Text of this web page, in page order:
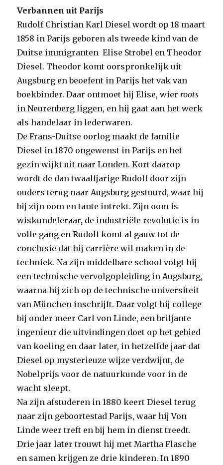
Verbannen uit Parijs
Rudolf Christian Karl Diesel wordt op 18 maart
1858 in Parijs geboren als tweede kind van de
Duitse immigranten Elise Strobel en Theodor
Diesel. Theodor komt oorspronkelijk uit
Augsburg en beoefent in Parijs het vak van
boekbinder. Daar ontmoet hij Elise, wier roots
in Neurenberg liggen, en hij gaat aan het werk
als handelaar in lederwaren.
De Frans-Duitse oorlog maakt de familie
Diesel in 1870 ongewenst in Parijs en het
gezin wijkt uit naar Londen. Kort daarop
wordt de dan twaalfjarige Rudolf door zijn
ouders terug naar Augsburg gestuurd, waar hij
bij zijn oom en tante intrekt. Zijn oom is
wiskundeleraar, de industriële revolutie is in
volle gang en Rudolf komt al gauw tot de
conclusie dat hij carrière wil maken in de
techniek. Na zijn middelbare school volgt hij
een technische vervolgopleiding in Augsburg,
waarna hij zich op de technische universiteit
van München inschrijft. Daar volgt hij college
bij onder meer Carl von Linde, een briljante
ingenieur die uitvindingen doet op het gebied
van koeling en daar later, in hetzelfde jaar dat
Diesel op mysterieuze wijze verdwijnt, de
Nobelprijs voor de natuurkunde voor in de
wacht sleept.
Na zijn afstuderen in 1880 keert Diesel terug
naar zijn geboortestad Parijs, waar hij Von
Linde weer treft en bij hem in dienst treedt.
Drie jaar later trouwt hij met Martha Flasche
en samen krijgen ze drie kinderen. In 1890